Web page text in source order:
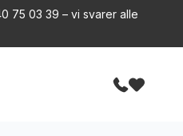
75 03 39 – vi svarer alle